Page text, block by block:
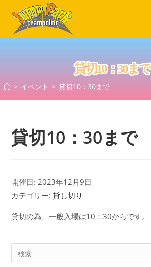
ス
貸切10：30まで
> イベント > 貸切10：30まで
貸切10：30まで
開催日: 2023年12月9日
カテゴリー:貸し切り
貸切の為、一般入場は10：30からです。